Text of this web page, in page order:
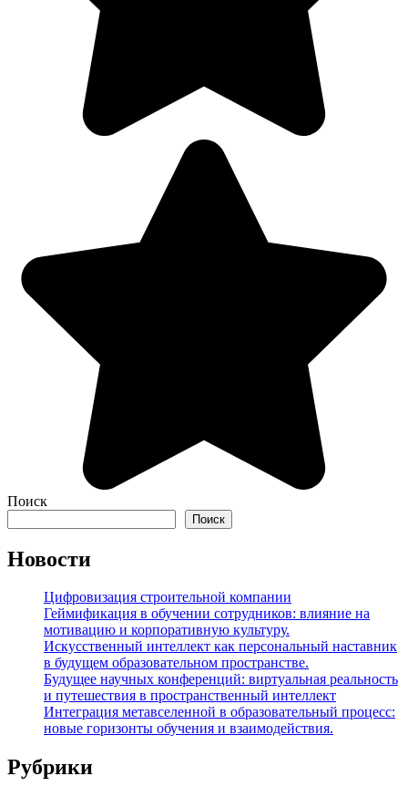
Поиск
Поиск
Новости
Цифровизация строительной компании
Геймификация в обучении сотрудников: влияние на
мотивацию и корпоративную культуру.
Искусственный интеллект как персональный наставник
в будущем образовательном пространстве.
Будущее научных конференций: виртуальная реальность
и путешествия в пространственный интеллект
Интеграция метавселенной в образовательный процесс:
новые горизонты обучения и взаимодействия.
Рубрики